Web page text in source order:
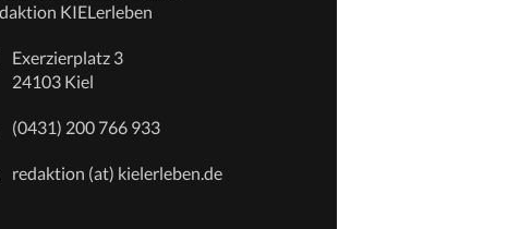
KIELerleben
Exerzierplatz 3
24103 Kiel
(0431) 200 766 933
redaktion (at) kielerleben.de